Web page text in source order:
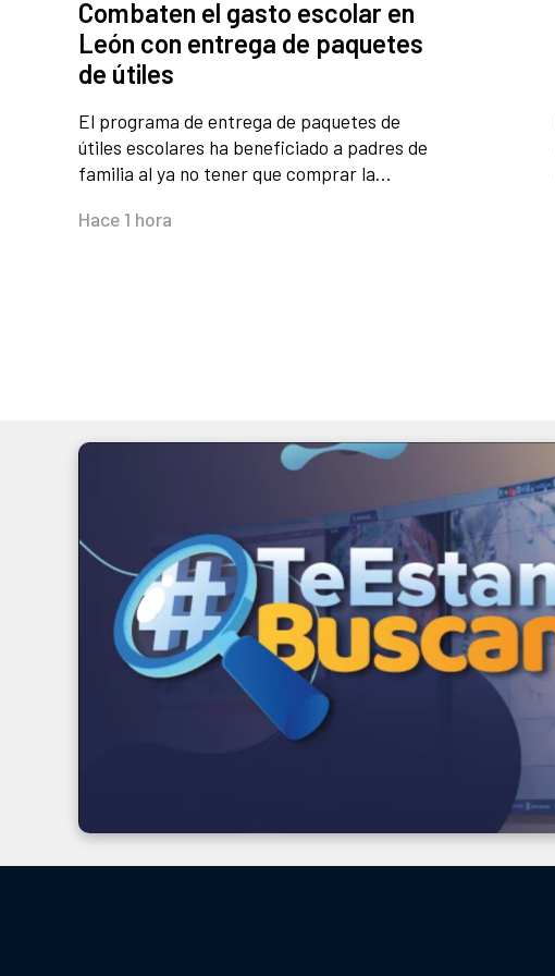
Combaten el gasto escolar en
León con entrega de paquetes
de útiles
El programa de entrega de paquetes de
útiles escolares ha beneficiado a padres de
familia al ya no tener que comprar la…
Hace 1 hora